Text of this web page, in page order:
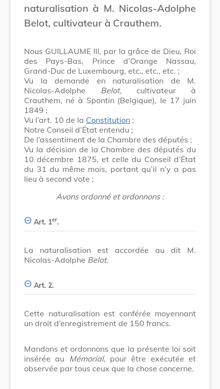
naturalisation à M. Nicolas-Adolphe
Belot, cultivateur à Crauthem.
Nous GUILLAUME III, par la grâce de Dieu, Roi
des Pays-Bas, Prince d’Orange Nassau,
Grand-Duc de Luxembourg, etc., etc., etc. ;
Vu la demande en naturalisation de M.
Nicolas-Adolphe Belot, cultivateur à
Crauthem, né à Spontin (Belgique), le 17 juin
1849 ;
Vu l’art. 10 de la Constitution ;
Notre Conseil d’État entendu ;
De l’assentiment de la Chambre des députés ;
Vu la décision de la Chambre des députés du
10 décembre 1875, et celle du Conseil d’État
du 31 du même mois, portant qu’il n’y a pas
lieu à second vote ;
Avons ordonné et ordonnons :
Art. 1er.
La naturalisation est accordée au dit M.
Nicolas-Adolphe Belot.
Art. 2.
Cette naturalisation est conférée moyennant
un droit d’enregistrement de 150 francs.
Mandons et ordonnons que la présente loi soit
insérée au Mémorial, pour être exécutée et
observée par tous ceux que la chose concerne.